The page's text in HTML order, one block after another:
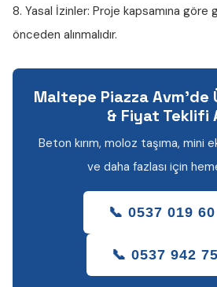
8. Yasal İzinler: Proje kapsamına göre
önceden alınmalıdır.
Maltepe Piazza Avm'de
& Fiyat Teklifi
Beton kırım, moloz taşıma, mini
ve daha fazlası için
📞 0537 019
📞 0537 942